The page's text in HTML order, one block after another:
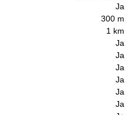
Ja
300 m
1 km
Ja
Ja
Ja
Ja
Ja
Ja